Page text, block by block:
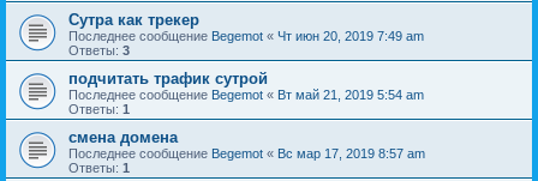
Сутра как трекер
Последнее сообщение Begemot « Чт июн 20, 2019 7:49 am
Ответы: 3
подчитать трафик сутрой
Последнее сообщение Begemot « Вт май 21, 2019 5:54 am
Ответы: 1
смена домена
Последнее сообщение Begemot « Вс мар 17, 2019 8:57 am
Ответы: 1